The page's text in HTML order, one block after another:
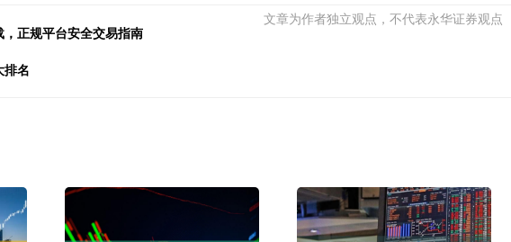
文章为作者独立观点，不代表永华证券观点
正规平台安全交易指南
排名